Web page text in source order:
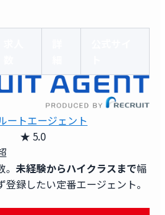
ートエージェント
★ 5.0
未経験からハイクラスまで幅
録したい定番エージェント。